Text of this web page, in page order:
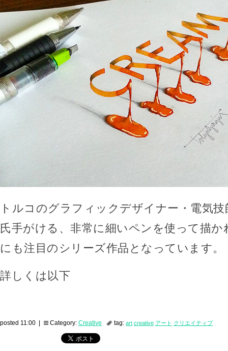
トルコのグラフィックデザイナー・電気
氏手がける、非常に細いペンを使って描か
にも注目のシリーズ作品となっています。
詳しくは以下
posted 11:00 | Category: Creative tag: art creative アート クリエイティブ